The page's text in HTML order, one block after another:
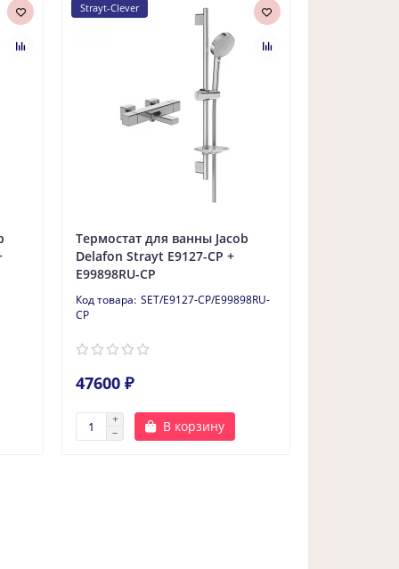
Strayt-Clever
Термостат для ванны Jacob
Delafon Strayt E9127-CP +
E99898RU-CP
SET/E9127-CP/E99898RU-
CP
47600 ₽
В корзину